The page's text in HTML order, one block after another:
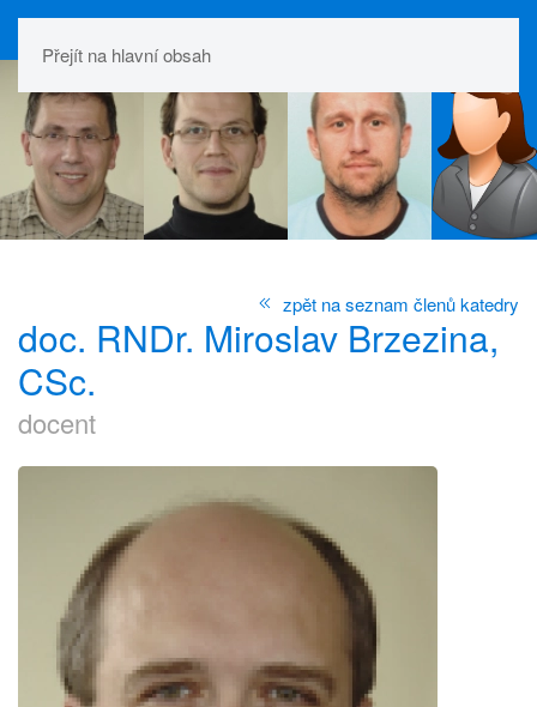
Přejít na hlavní obsah
zpět na seznam členů katedry
doc. RNDr. Miroslav Brzezina,
CSc.
docent